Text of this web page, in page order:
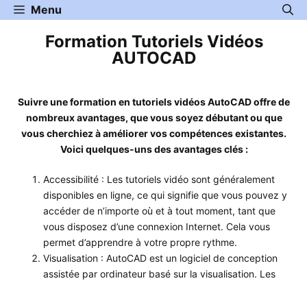
Aller
au
Menu
Formation Tutoriels Vidéos
AUTOCAD
Suivre une formation en tutoriels vidéos AutoCAD offre de
nombreux avantages, que vous soyez débutant ou que
vous cherchiez à améliorer vos compétences existantes.
Voici quelques-uns des avantages clés :
Accessibilité : Les tutoriels vidéo sont généralement
disponibles en ligne, ce qui signifie que vous pouvez y
accéder de n’importe où et à tout moment, tant que
vous disposez d’une connexion Internet. Cela vous
permet d’apprendre à votre propre rythme.
Visualisation : AutoCAD est un logiciel de conception
assistée par ordinateur basé sur la visualisation. Les